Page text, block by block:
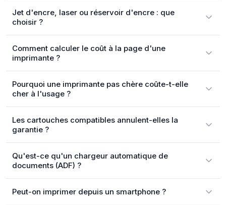
Jet d'encre, laser ou réservoir d'encre : que
choisir ?
Comment calculer le coût à la page d'une
imprimante ?
Pourquoi une imprimante pas chère coûte-t-elle
cher à l'usage ?
Les cartouches compatibles annulent-elles la
garantie ?
Qu'est-ce qu'un chargeur automatique de
documents (ADF) ?
Peut-on imprimer depuis un smartphone ?